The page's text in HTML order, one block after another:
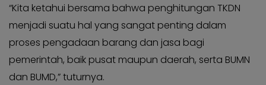
“Kita ketahui bersama bahwa penghitungan TKDN
menjadi suatu hal yang sangat penting dalam
proses pengadaan barang dan jasa bagi
pemerintah, baik pusat maupun daerah, serta BUMN
dan BUMD,” tuturnya.